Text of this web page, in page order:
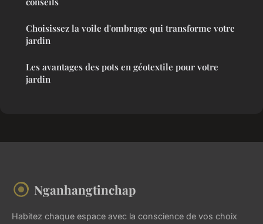
Choisissez la voile d'ombrage qui transforme votre
jardin
Les avantages des pots en géotextile pour votre
jardin
Nganhangtinchap
Habitez chaque espace avec la conscience de vos choix